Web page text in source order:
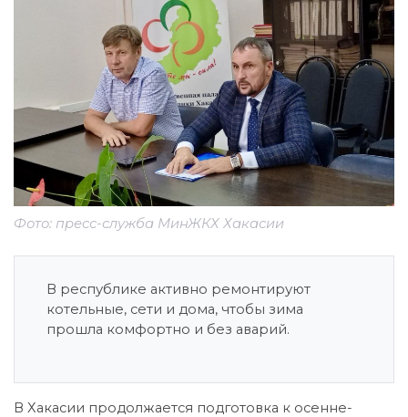
Фото: пресс-служба МинЖКХ Хакасии
В республике активно ремонтируют
котельные, сети и дома, чтобы зима
прошла комфортно и без аварий.
В Хакасии продолжается подготовка к осенне-